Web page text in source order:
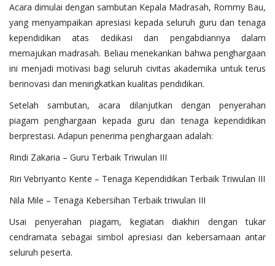
Acara dimulai dengan sambutan Kepala Madrasah, Rommy Bau,
yang menyampaikan apresiasi kepada seluruh guru dan tenaga
kependidikan atas dedikasi dan pengabdiannya dalam
memajukan madrasah. Beliau menekankan bahwa penghargaan
ini menjadi motivasi bagi seluruh civitas akademika untuk terus
berinovasi dan meningkatkan kualitas pendidikan.
Setelah sambutan, acara dilanjutkan dengan penyerahan
piagam penghargaan kepada guru dan tenaga kependidikan
berprestasi. Adapun penerima penghargaan adalah:
Rindi Zakaria – Guru Terbaik Triwulan III
Riri Vebriyanto Kente – Tenaga Kependidikan Terbaik Triwulan III
Nila Mile – Tenaga Kebersihan Terbaik triwulan III
Usai penyerahan piagam, kegiatan diakhiri dengan tukar
cendramata sebagai simbol apresiasi dan kebersamaan antar
seluruh peserta.